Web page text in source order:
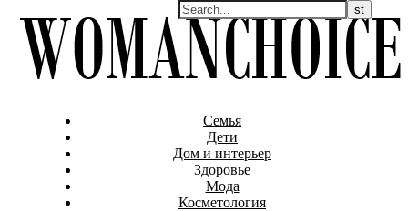
Семья
Дети
Дом и интерьер
Здоровье
Мода
Косметология